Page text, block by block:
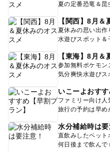
夏の定番恐竜＆昆
【関西】8月＆
夏休みの思い出作
水遊びスポット＆
【東海】8月＆
参加無料ポケモン
気分爽快水遊びス
いこーよおすす
ファミリー向け人
旅行の予約は早め
水分補給時は要
直飲みしたペット
何日後まで飲んで